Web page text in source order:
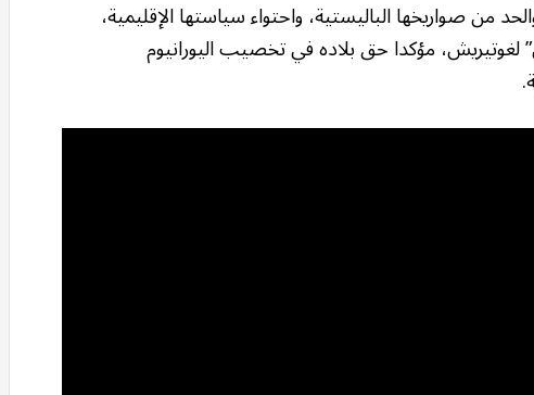
من صواريخها الباليستية، واحتواء سياستها الإقليمية،
مؤكدا حق بلاده في تخصيب اليورانيوم